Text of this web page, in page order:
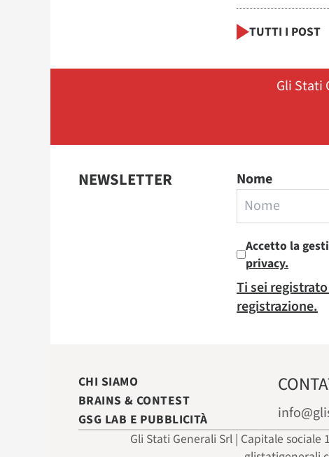
TUTTI I POST
Gli Stati
NEWSLETTER Nome
Accetto la
privacy.
Ti sei
registrazione.
CHI SIAMO
BRAINS & CONTEST
GSG LAB E PUBBLICITÀ
Gli Stati Generali Srl | Capitale sociale